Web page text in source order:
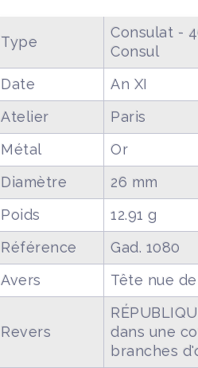
Type
Consulat -
Consul
Date
An XI
Atelier
Paris
Métal
Or
Diamètre
26 mm
Poids
12.91 g
Référence
Gad. 1080
Avers
Tête nue
Revers
dans une
branches